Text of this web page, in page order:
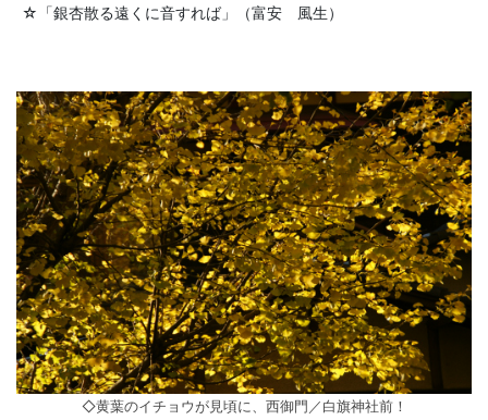
☆「銀杏散る遠くに音すれば」（富安 風生）
◇黄葉のイチョウが見頃に、西御門／白旗神社前！